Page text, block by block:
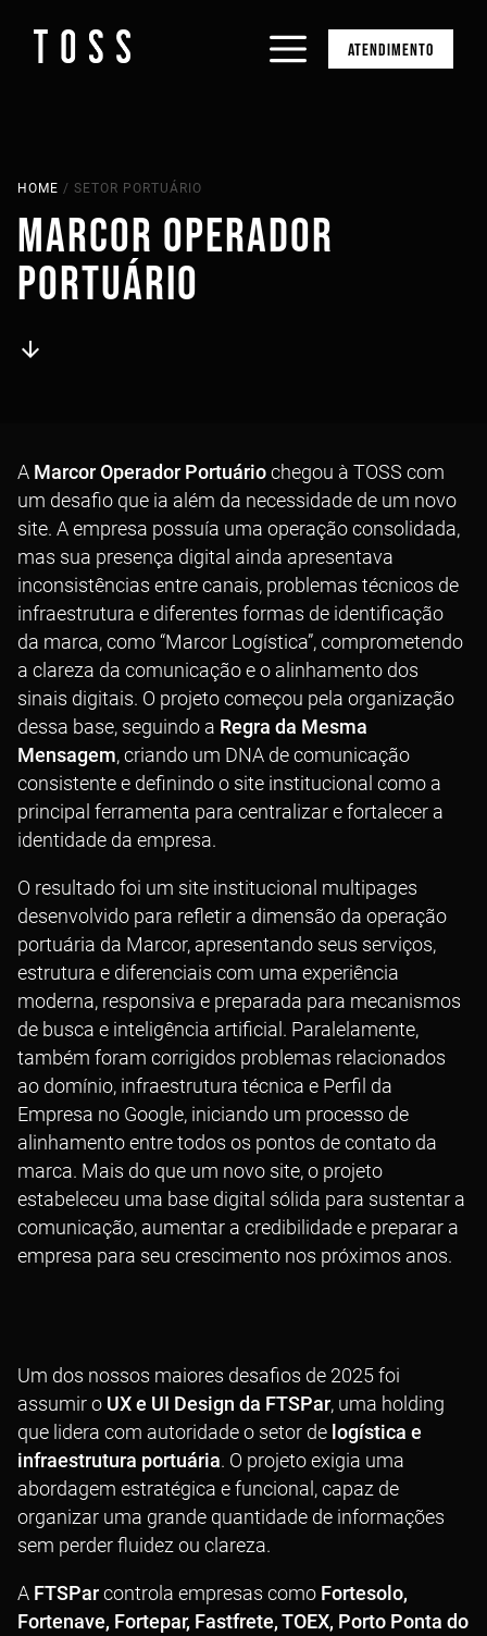
ATENDIMENTO
HOME / SETOR PORTUÁRIO
MARCOR OPERADOR
PORTUÁRIO
arrow_downward
A Marcor Operador Portuáriochegou à TOSS com
um desafio que ia além da necessidade de um novo
site. A empresa possuía uma operação consolidada,
mas sua presença digital ainda apresentava
inconsistências entre canais, problemas técnicos de
infraestrutura e diferentes formas de identificação
da marca, como “Marcor Logística”, comprometendo
a clareza da comunicação e o alinhamento dos
sinais digitais. O projeto começou pela organização
dessa base, seguindo a Regra da Mesma
Mensagem, criando um DNA de comunicação
consistente e definindo o site institucional como a
principal ferramenta para centralizar e fortalecer a
identidade da empresa.
O resultado foi um site institucional multipages
desenvolvido para refletir a dimensão da operação
portuária da Marcor, apresentando seus serviços,
estrutura e diferenciais com uma experiência
moderna, responsiva e preparada para mecanismos
de busca e inteligência artificial. Paralelamente,
também foram corrigidos problemas relacionados
ao domínio, infraestrutura técnica e Perfil da
Empresa no Google, iniciando um processo de
alinhamento entre todos os pontos de contato da
marca. Mais do que um novo site, o projeto
estabeleceu uma base digital sólida para sustentar a
comunicação, aumentar a credibilidade e preparar a
empresa para seu crescimento nos próximos anos.
Um dos nossos maiores desafios de 2025 foi
assumir o UX e UI Design da FTSPar, uma holding
que lidera com autoridade o setor de logística e
infraestrutura portuária. O projeto exigia uma
abordagem estratégica e funcional, capaz de
organizar uma grande quantidade de informações
sem perder fluidez ou clareza.
A FTSParcontrola empresas como Fortesolo,
Fortenave, Fortepar, Fastfrete, TOEX, Porto Ponta do